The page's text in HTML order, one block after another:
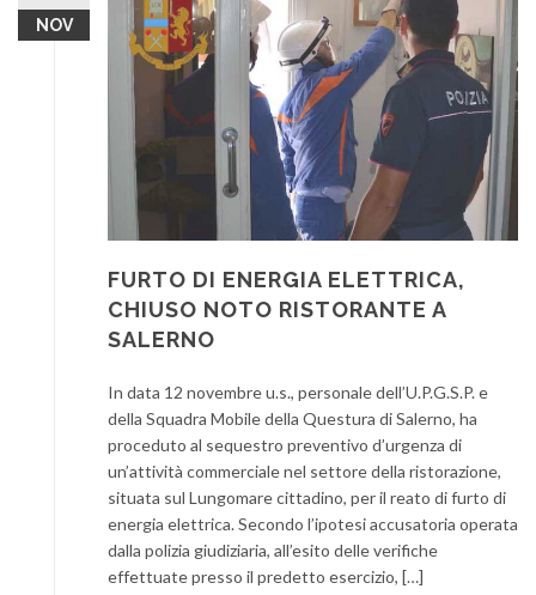
NOV
FURTO DI ENERGIA ELETTRICA,
CHIUSO NOTO RISTORANTE A
SALERNO
In data 12 novembre u.s., personale dell’U.P.G.S.P. e
della Squadra Mobile della Questura di Salerno, ha
proceduto al sequestro preventivo d’urgenza di
un’attività commerciale nel settore della ristorazione,
situata sul Lungomare cittadino, per il reato di furto di
energia elettrica. Secondo l’ipotesi accusatoria operata
dalla polizia giudiziaria, all’esito delle verifiche
effettuate presso il predetto esercizio, […]